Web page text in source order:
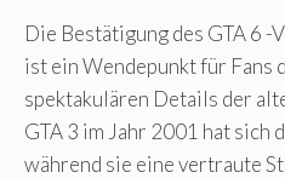
Die Bestätigung des GTA 6
ist ein Wendepunkt für Fans
spektakulären Details der
GTA 3 im Jahr 2001 hat sich
während sie eine vertraute